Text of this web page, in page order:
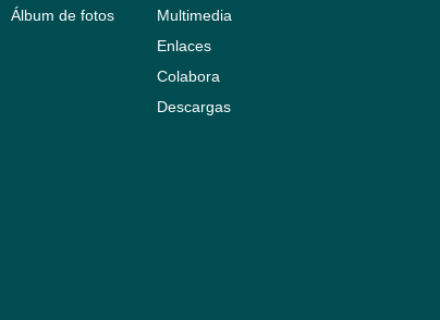
Álbum de fotos
Multimedia
Enlaces
Colabora
Descargas